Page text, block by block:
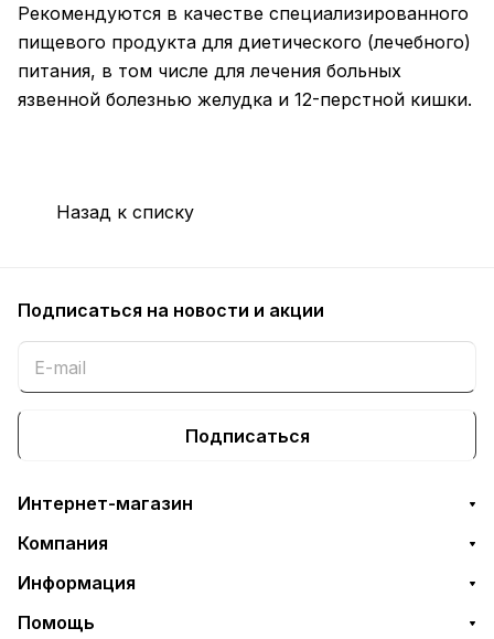
Рекомендуются в качестве специализированного
пищевого продукта для диетического (лечебного)
питания, в том числе для лечения больных
язвенной болезнью желудка и 12-перстной кишки.
Назад к списку
Подписаться на новости и акции
Подписаться
Интернет-магазин
Компания
Информация
Помощь